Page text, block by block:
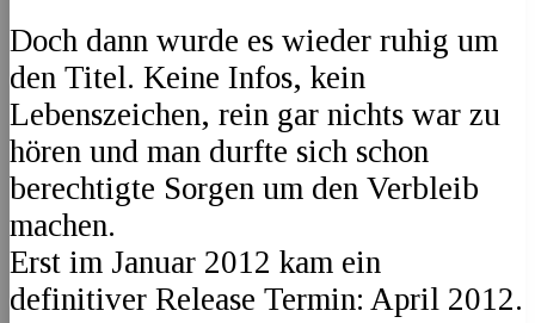
Doch dann wurde es wieder ruhig um
den Titel. Keine Infos, kein
Lebenszeichen, rein gar nichts war zu
hören und man durfte sich schon
berechtigte Sorgen um den Verbleib
machen.
Erst im Januar 2012 kam ein
definitiver Release Termin: April 2012.